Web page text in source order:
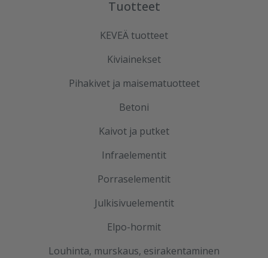
Tuotteet
KEVEÄ tuotteet
Kiviainekset
Pihakivet ja maisematuotteet
Betoni
Kaivot ja putket
Infraelementit
Porraselementit
Julkisivuelementit
Elpo-hormit
Louhinta, murskaus, esirakentaminen